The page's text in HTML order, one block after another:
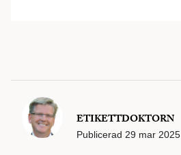
ETIKETTDOKTORN
Publicerad 29 mar 2025